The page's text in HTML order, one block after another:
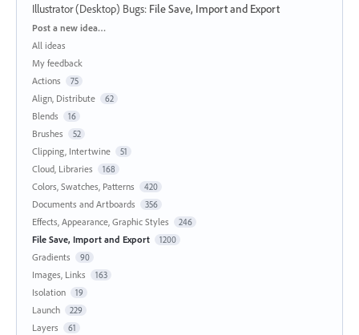
Illustrator (Desktop) Bugs: File Save, Import and Export
Categories
Post a new idea…
All ideas
My feedback
Actions
75
Align, Distribute 62
Blends 16
Brushes 52
Clipping, Intertwine 51
Cloud, Libraries 168
Colors, Swatches, Patterns 420
Documents and Artboards 356
Effects, Appearance, Graphic Styles 246
File Save, Import and Export 1200
Gradients 90
Images, Links 163
Isolation 19
Launch 229
Layers 61